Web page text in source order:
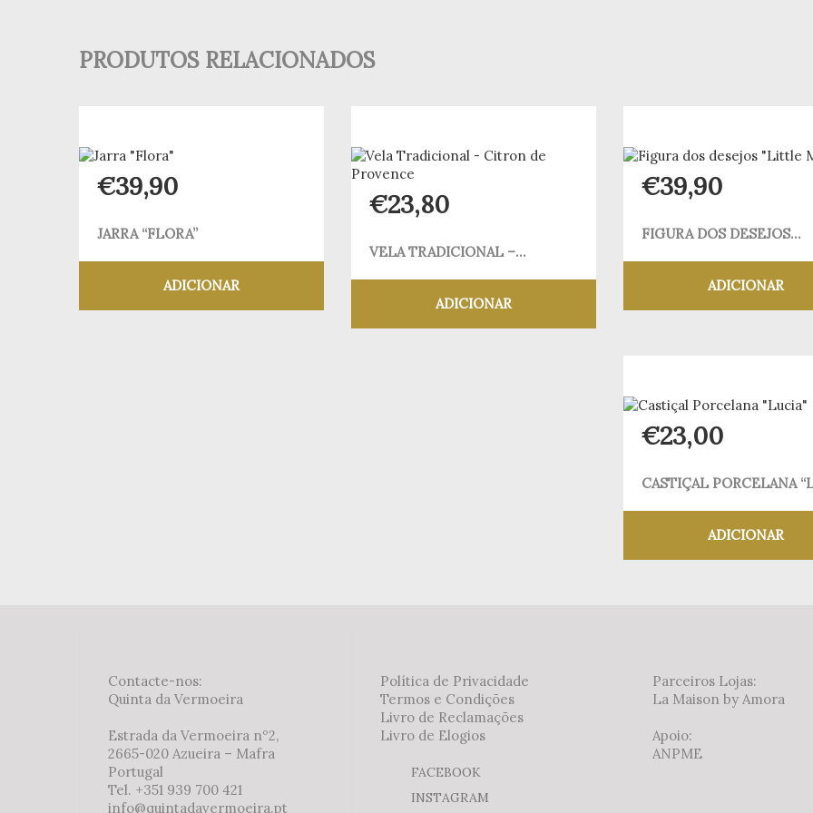
PRODUTOS RELACIONADOS
€39,90
JARRA “FLORA”
ADICIONAR
€23,80
VELA TRADICIONAL –...
ADICIONAR
€39,90
FIGURA DOS DESEJOS...
ADICIONAR
€23,00
CASTIÇAL PORCELANA
ADICIONAR
Contacte-nos:
Quinta da Vermoeira
Estrada da Vermoeira nº2,
2665-020 Azueira – Mafra
Portugal
Tel. +351 939 700 421
info@quintadavermoeira.pt
Política de Privacidade
Termos e Condições
Livro de Reclamações
Livro de Elogios
FACEBOOK
INSTAGRAM
Parceiros Lojas:
La Maison by Amora
Apoio:
ANPME